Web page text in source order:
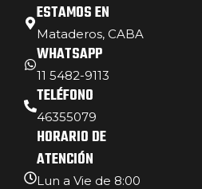
ESTAMOS EN
Mataderos, CABA
WHATSAPP
11 5482-9113
TELÉFONO
46355079
HORARIO DE
ATENCIÓN
Lun a Vie de 8:00